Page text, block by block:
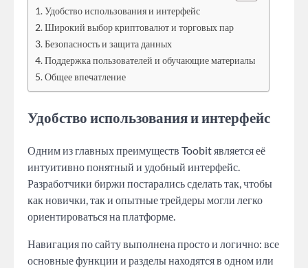
Удобство использования и интерфейс
Широкий выбор криптовалют и торговых пар
Безопасность и защита данных
Поддержка пользователей и обучающие материалы
Общее впечатление
Удобство использования и интерфейс
Одним из главных преимуществ Toobit является её
интуитивно понятный и удобный интерфейс.
Разработчики биржи постарались сделать так, чтобы
как новички, так и опытные трейдеры могли легко
ориентироваться на платформе.
Навигация по сайту выполнена просто и логично: все
основные функции и разделы находятся в одном или